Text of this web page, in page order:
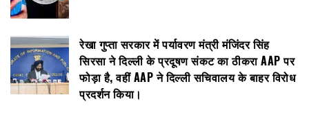
रेखा गुप्ता सरकार में पर्यावरण मंत्री मंजिंदर सिंह
सिरसा ने दिल्ली के प्रदूषण संकट का ठीकरा AAP पर
फोड़ा है, वहीं AAP ने दिल्ली सचिवालय के बाहर विरोध
प्रदर्शन किया।